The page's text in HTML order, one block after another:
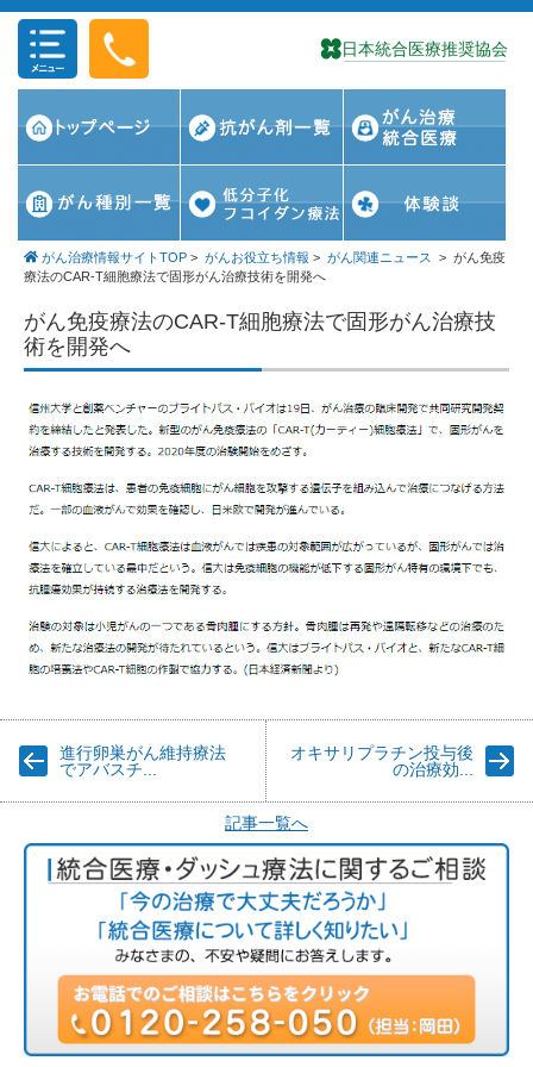
コンテンツに移動
がん治療情報サイトTOP >がんお役立ち情報 >がん関連ニュース >がん免疫
療法のCAR-T細胞療法で固形がん治療技術を開発へ
がん免疫療法のCAR-T細胞療法で固形がん治療技
術を開発へ
進行卵巣がん維持療法
でアバスチ...
オキサリプラチン投与後
の治療効...
記事一覧へ